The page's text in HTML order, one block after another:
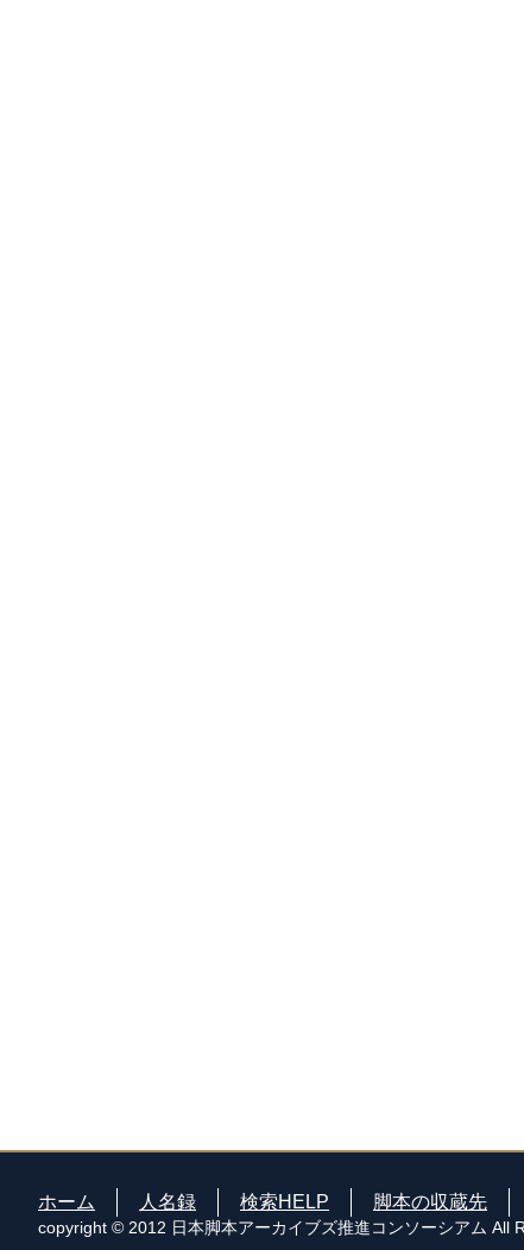
ホーム 人名録 検索HELP 脚本の収蔵先
copyright © 2012 日本脚本アーカイブズ推進コンソーシアム All